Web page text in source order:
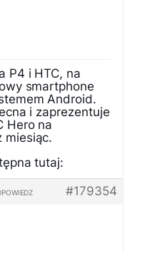
P4 i HTC, na
smartphone
Android.
i zaprezentuje
Hero na
miesiąc.
tutaj:
#179354